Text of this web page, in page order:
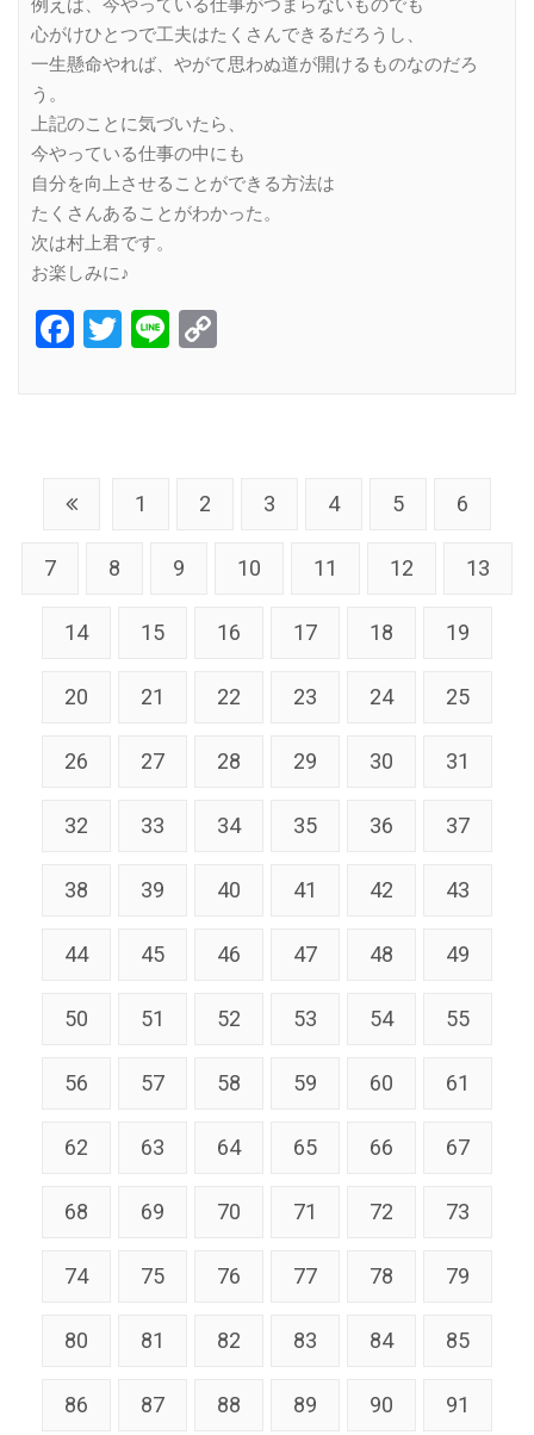
例えば、今やっている仕事がつまらないものでも
心がけひとつで工夫はたくさんできるだろうし、
一生懸命やれば、やがて思わぬ道が開けるものなのだろ
う。
上記のことに気づいたら、
今やっている仕事の中にも
自分を向上させることができる方法は
たくさんあることがわかった。
次は村上君です。
お楽しみに♪
Facebook
Twitter
Line
1 2 3 4 5 6
7 8 9 10 11 12 13
14 15 16 17 18 19
20 21 22 23 24 25
26 27 28 29 30 31
32 33 34 35 36 37
38 39 40 41 42 43
44 45 46 47 48 49
50 51 52 53 54 55
56 57 58 59 60 61
62 63 64 65 66 67
68 69 70 71 72 73
74 75 76 77 78 79
80 81 82 83 84 85
86 87 88 89 90 91